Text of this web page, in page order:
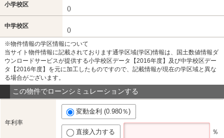
小学校区
()
中学校区
()
※物件情報の学区情報について
当サイト物件情報に記載されております通学区域(学区)情報は、国土数値情報ダ
ウンロードサービスが提供する小学校区データ【2016年度】及び中学校区デー
タ【2016年度】を元に加工したものですので、記載情報が現在の学区域と異な
る場合がございます。
この物件でローンシミュレーションする
年利率
変動金利 (0.980％)
直接入力する ％